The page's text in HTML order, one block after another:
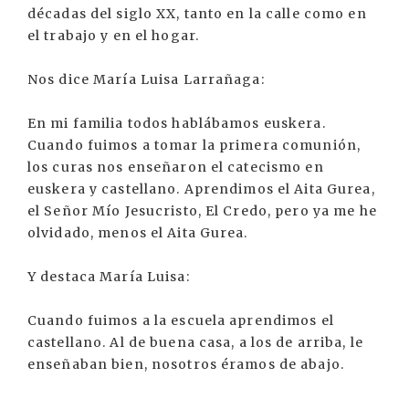
décadas del siglo XX, tanto en la calle como en
el trabajo y en el hogar.
Nos dice María Luisa Larrañaga:
En mi familia todos hablábamos euskera.
Cuando fuimos a tomar la primera comunión,
los curas nos enseñaron el catecismo en
euskera y castellano. Aprendimos el Aita Gurea,
el Señor Mío Jesucristo, El Credo, pero ya me he
olvidado, menos el Aita Gurea.
Y destaca María Luisa:
Cuando fuimos a la escuela aprendimos el
castellano. Al de buena casa, a los de arriba, le
enseñaban bien, nosotros éramos de abajo.